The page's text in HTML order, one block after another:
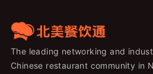
The leading networking and
Chinese restaurant community in